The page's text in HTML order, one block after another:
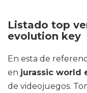
Listado top
evolution key
En esta de
en jurassic world
de videojuegos.